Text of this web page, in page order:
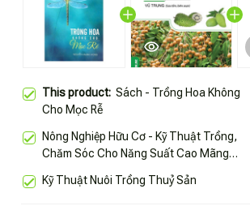
This product: Sách - Trồng Hoa Không
Cho Mọc Rễ
Nông Nghiệp Hữu Cơ - Kỹ Thuật Trồng,
Chăm Sóc Cho Năng Suất Cao Mãng
Kỹ Thuật Nuôi Trồng Thuỷ Sản